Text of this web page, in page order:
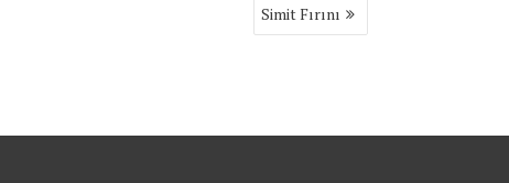
Simit Fırını